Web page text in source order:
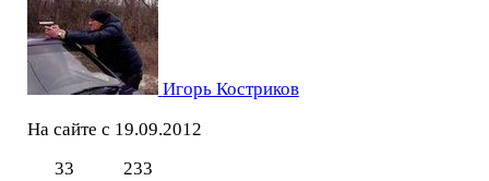
Игорь Костриков
На сайте с 19.09.2012
33
233